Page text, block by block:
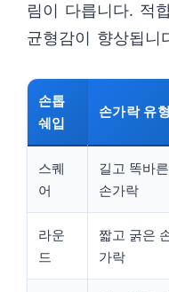
림이 다릅니다. 적
균형감이 향상됩니
손톱
쉐입
손가락 유형
스퀘
어
길고 똑바른
손가락
라운
드
짧고 굵은
가락